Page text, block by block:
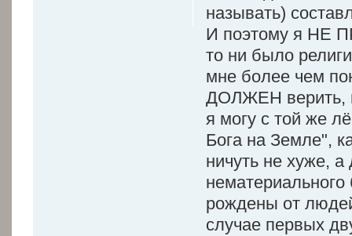
называть)
И поэтому я НЕ
то ни было
мне более чем
ДОЛЖЕН верить,
я могу с той же
Бога на Земле",
ничуть не хуже,
рождены от
случае первых